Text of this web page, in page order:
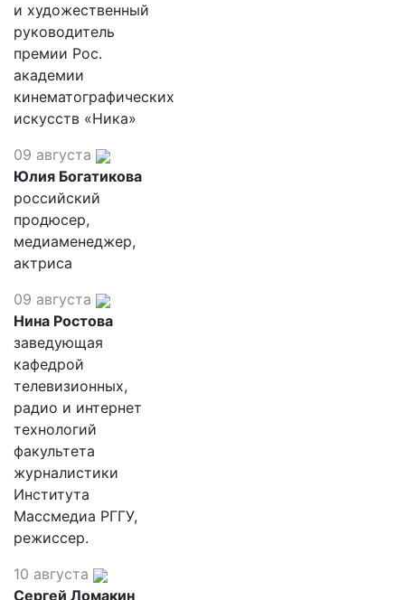
и художественный
руководитель
премии Рос.
академии
кинематографических
искусств «Ника»
09 августа
Юлия Богатикова
российский
продюсер,
медиаменеджер,
актриса
09 августа
Нина Ростова
заведующая
кафедрой
телевизионных,
радио и интернет
технологий
факультета
журналистики
Института
Массмедиа РГГУ,
режиссер.
10 августа
Сергей Ломакин